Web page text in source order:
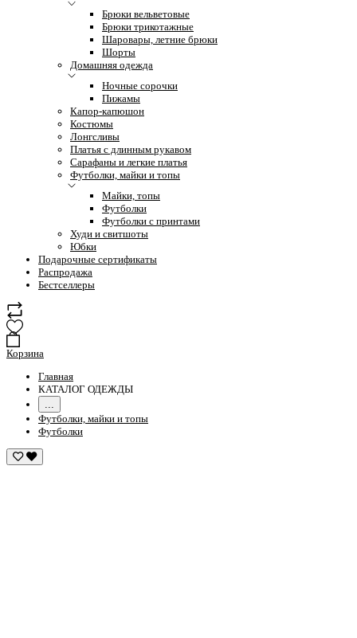
Брюки вельветовые
Брюки трикотажные
Шаровары, летние брюки
Шорты
Домашняя одежда
Ночные сорочки
Пижамы
Капор-капюшон
Костюмы
Лонгсливы
Платья с длинным рукавом
Сарафаны и легкие платья
Футболки, майки и топы
Майки, топы
Футболки
Футболки с принтами
Худи и свитшоты
Юбки
Подарочные сертификаты
Распродажа
Бестселлеры
Корзина
Главная
КАТАЛОГ ОДЕЖДЫ
Футболки, майки и топы
Футболки